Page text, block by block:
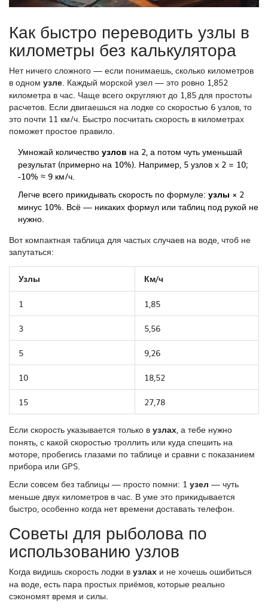
Как быстро переводить узлы в
километры без калькулятора
Нет ничего сложного — если понимаешь, сколько километров
в одном узле. Каждый морской узел — это ровно 1,852
километра в час. Чаще всего округляют до 1,85 для простоты
расчетов. Если двигаешься на лодке со скоростью 6 узлов, то
это почти 11 км/ч. Быстро посчитать скорость в километрах
поможет простое правило.
Умножай количество узлов на 2, а потом чуть уменьшай
результат (примерно на 10%). Например, 5 узлов х 2 = 10;
-10% ≈ 9 км/ч.
Легче всего прикидывать скорость по формуле: узлы × 2
минус 10%. Всё — никаких формул или таблиц под рукой не
нужно.
Вот компактная таблица для частых случаев на воде, чтоб не
запутаться:
Узлы Км/ч
1 1,85
3 5,56
5 9,26
10 18,52
15 27,78
Если скорость указывается только в узлах, а тебе нужно
понять, с какой скоростью троллить или куда спешить на
моторе, пробегись глазами по таблице и сравни с показанием
прибора или GPS.
Если совсем без таблицы — просто помни: 1 узел — чуть
меньше двух километров в час. В уме это прикидывается
быстро, особенно когда нет времени доставать телефон.
Советы для рыболова по
использованию узлов
Когда видишь скорость лодки в узлах и не хочешь ошибиться
на воде, есть пара простых приёмов, которые реально
сэкономят время и силы.